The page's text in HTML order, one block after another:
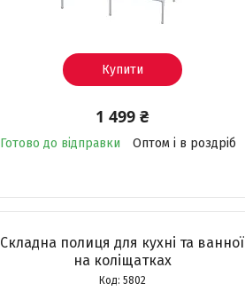
Купити
1 499 ₴
Готово до відправки Оптом і в роздріб
Складна полиця для кухні та ванної
на коліщатках
5802